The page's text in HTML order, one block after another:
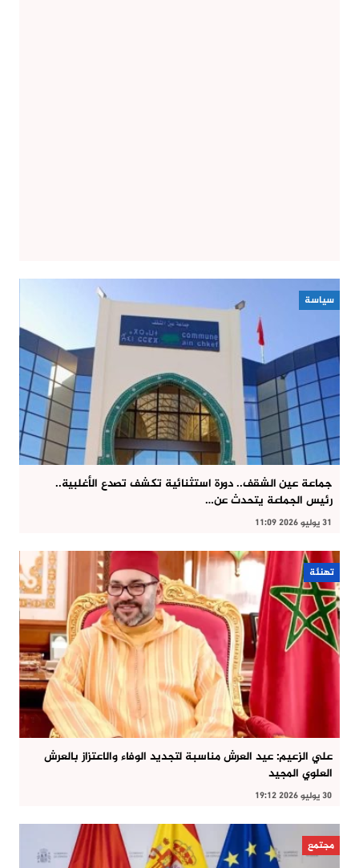
سياسة
جماعة عين الشقف.. دورة استثنائية تكشف تصدع الأغلبية..
رئيس الجماعة يتحدث عن…
31 يوليو 2026 11:09
تهنئة
علي الزعيم: عيد العرش مناسبة لتجديد الوفاء والاعتزاز بالعرش
العلوي المجيد
30 يوليو 2026 19:12
مجتمع